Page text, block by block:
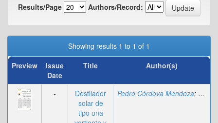
Results/Page
Authors/Record:
Showing results 1 to 1 of 1
Preview
Issue
Date
Title Author(s)
-
Destilador
solar de
tipo una
Pedro Córdova Mendoza;